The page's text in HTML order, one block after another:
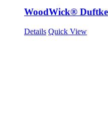
WoodWick®
Details Quick View